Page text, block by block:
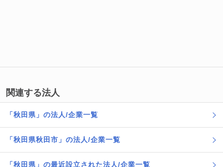
関連する法人
「秋田県」の法人/企業一覧
「秋田県秋田市」の法人/企業一覧
「秋田県」の最近設立された法人/企業一覧